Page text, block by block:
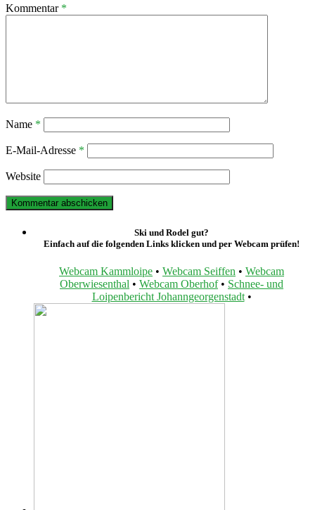
Kommentar *
Name *
E-Mail-Adresse *
Website
Ski und Rodel gut?
Einfach auf die folgenden Links klicken und per Webcam prüfen!
Webcam Kammloipe • Webcam Seiffen • Webcam
Oberwiesenthal • Webcam Oberhof• Schnee- und
Loipenbericht Johanngeorgenstadt•